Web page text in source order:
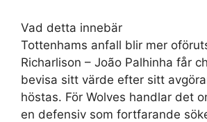
Vad detta innebär
Tottenhams anfall blir mer
Richarlison – João Palhinha får
bevisa sitt värde efter sitt
höstas. För Wolves handlar det
en defensiv som fortfarande